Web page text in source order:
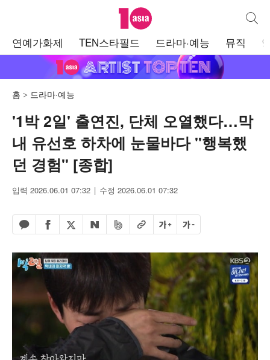
텐아시아 통합
연예가화제 TEN스타필드 드라마·예능 뮤직
홈 드라마·예능
'1박 2일' 출연진, 단체 오열했다…막
내 유선호 하차에 눈물바다 "행복했
던 경험" [종합]
입력 2026.06.01 07:32 수정 2026.06.01 07:32
카카오톡 공유하기
페이스북 공유하기
엑스 공유하기
네이버 공유하기
밴드 공유하기
URL복사글자 크게글자 작게